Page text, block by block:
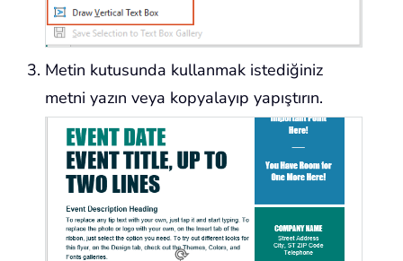
Metin kutusunda kullanmak istediğiniz
metni yazın veya kopyalayıp yapıştırın.